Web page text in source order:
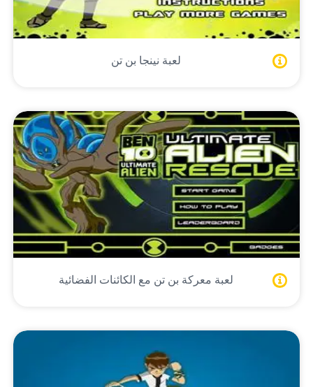
لعبة نينجا بن تن
لعبة معركة بن تن مع الكائنات الفضائية